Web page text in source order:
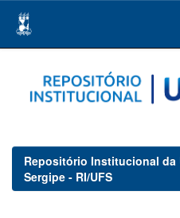
navigation
Repositório Institucional da
Sergipe - RI/UFS